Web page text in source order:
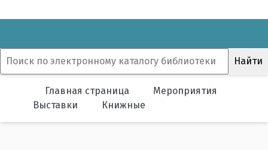
Главная страница
Мероприятия
Выставки
Книжные